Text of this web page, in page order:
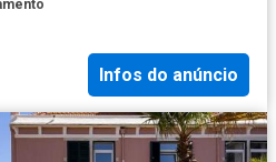
Infos do anúncio